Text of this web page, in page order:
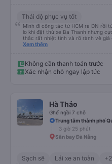
Thái độ phục vụ tốt
Mình đi công tác từ HCM ra ĐN rồi
lo khi đặt thử xe Ba Thanh nhưng
thắc rất nhiệt tình và rõ rành vè giá
hàng. Lần tới đi công tác chắc
Xem thêm
Không cần thanh toán trước
Xác nhận chỗ ngay lập tức
Hà Thảo
Ghế ngồi 7 chỗ
Trung tâm thành phố
3 giờ 25 phút
Sân bay Đà Nẵng
Sạch sẽ Lái xe an toàn +2